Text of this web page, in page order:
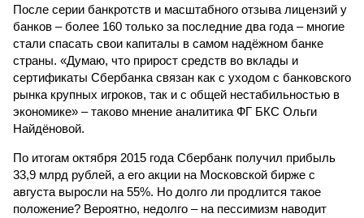
После серии банкротств и масштабного отзыва лицензий у
банков – более 160 только за последние два года – многие
стали спасать свои капиталы в самом надёжном банке
страны. «Думаю, что прирост средств во вклады и
сертификаты Сбербанка связан как с уходом с банковского
рынка крупных игроков, так и с общей нестабильностью в
экономике» – таково мнение аналитика ФГ БКС Ольги
Найдёновой.
По итогам октября 2015 года Сбербанк получил прибыль
33,9 млрд рублей, а его акции на Московской бирже с
августа выросли на 55%. Но долго ли продлится такое
положение? Вероятно, недолго – на пессимизм наводит